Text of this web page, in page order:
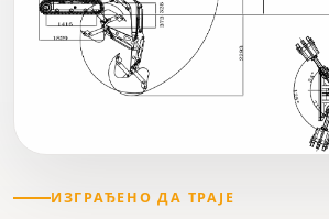
ИЗГРАЂЕНО ДА ТРАЈЕ